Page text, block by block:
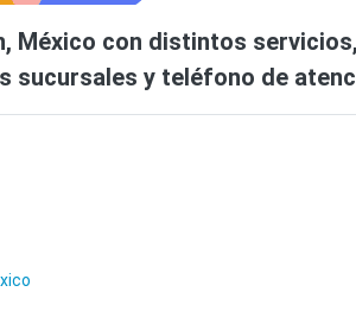
México con distintos
y teléfono de